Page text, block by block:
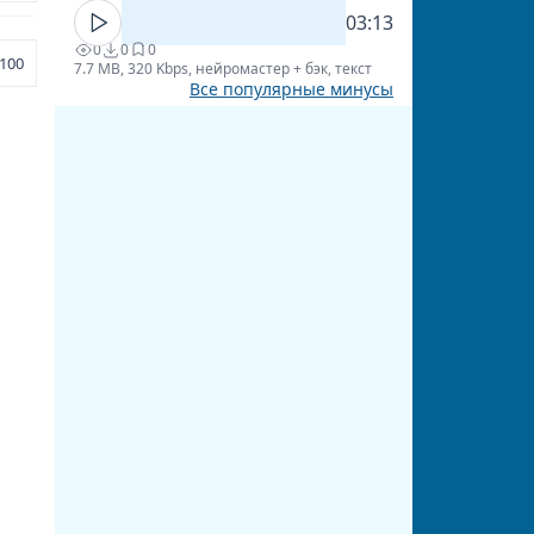
100
03:13
0 0
0
7.7 MB, 320 Kbps, нейромастер + бэк, текст
Все популярные минусы